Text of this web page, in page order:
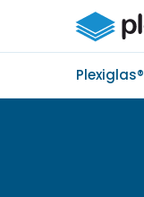
Plexiglas®